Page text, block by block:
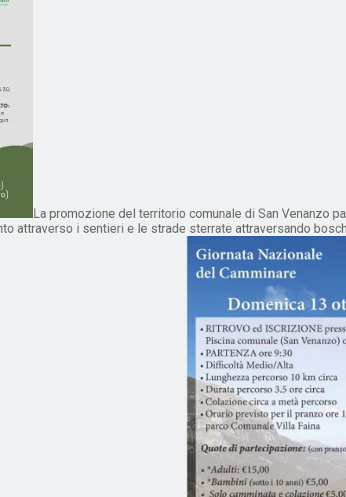
La promozione del territorio comunale di San Venanzo
attraverso i sentieri e le strade sterrate attraversando